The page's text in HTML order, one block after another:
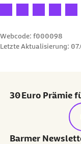
Minijob-
www.bmas.de
Ihre Bewertung: 1 Stern
Ihre Bewertung: 2
Ihre Ihre Ihre
Webcode: f000098
Letzte Aktualisierung:
30 Euro Prämie
Barmer